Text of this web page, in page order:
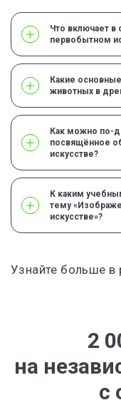
Что включает
первобытном
Какие
животных в
Как можно по-
посвящённое
искусстве?
К каким
тему
искусстве»?
Узнайте больше в
2
на
с